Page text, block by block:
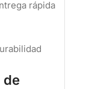
rápida
de